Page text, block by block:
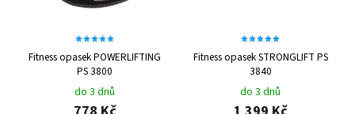
Fitness opasek POWERLIFTING
PS 3800
do 3 dnů
Fitness opasek STRONGLIFT PS
3840
do 3 dnů